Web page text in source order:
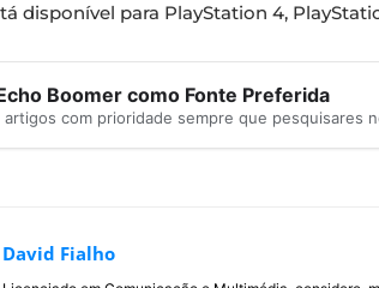
disponível para PlayStation 4,
Boomer como Fonte Preferida
artigos com prioridade sempre que pesquisares
David Fialho